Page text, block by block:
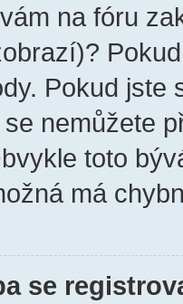
na fóru
Pokud jste
nemůžete
toto
má
se